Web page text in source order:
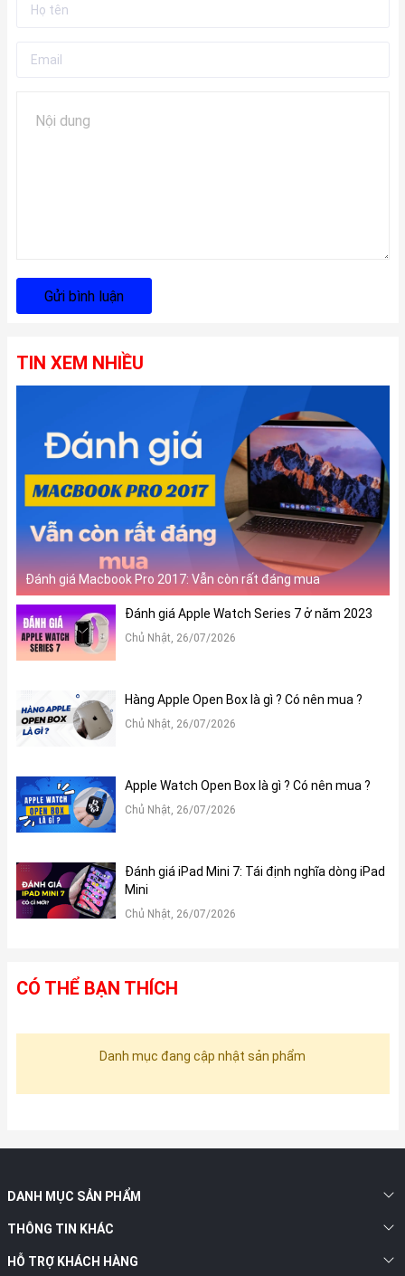
Gửi bình luận
TIN XEM NHIỀU
Đánh giá Macbook Pro 2017: Vẫn còn rất đáng mua
Đánh giá Apple Watch Series 7 ở năm 2023
Chủ Nhật, 26/07/2026
Hàng Apple Open Box là gì ? Có nên mua ?
Chủ Nhật, 26/07/2026
Apple Watch Open Box là gì ? Có nên mua ?
Chủ Nhật, 26/07/2026
Đánh giá iPad Mini 7: Tái định nghĩa dòng iPad
Mini
Chủ Nhật, 26/07/2026
CÓ THỂ BẠN THÍCH
Danh mục đang cập nhật sản phẩm
DANH MỤC SẢN PHẨM
THÔNG TIN KHÁC
HỖ TRỢ KHÁCH HÀNG